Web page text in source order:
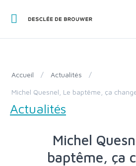
Accueil / Actualités /
Michel Quesnel, Le baptême, ça
Actualités
Michel Quesnel, Le
baptême, ça